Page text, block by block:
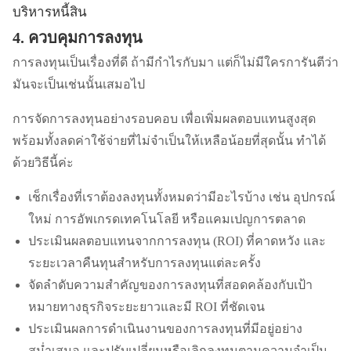
บริหารหนี้สิน
4. ควบคุมการลงทุน
การลงทุนเป็นเรื่องที่ดี ถ้ามีกำไรกับมา แต่ก็ไม่มีใครการันตีว่า
มันจะเป็นเช่นนั้นเสมอไป
การจัดการลงทุนอย่างรอบคอบ เพื่อเพิ่มผลตอบแทนสูงสุด
พร้อมทั้งลดค่าใช้จ่ายที่ไม่จำเป็นให้เหลือน้อยที่สุดนั้น ทำได้
ด้วยวิธีนี้ค่ะ
เช็กเรื่องที่เราต้องลงทุนทั้งหมดว่ามีอะไรบ้าง เช่น อุปกรณ์
ใหม่ การอัพเกรดเทคโนโลยี หรือแคมเปญการตลาด
ประเมินผลตอบแทนจากการลงทุน (ROI) ที่คาดหวัง และ
ระยะเวลาคืนทุนสำหรับการลงทุนแต่ละครั้ง
จัดลำดับความสำคัญของการลงทุนที่สอดคล้องกับเป้า
หมายทางธุรกิจระยะยาวและมี ROI ที่ชัดเจน
ประเมินผลการดำเนินงานของการลงทุนที่มีอยู่อย่าง